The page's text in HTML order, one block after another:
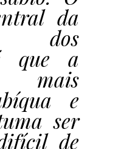
da
dos
que a
mais
e
ser
de